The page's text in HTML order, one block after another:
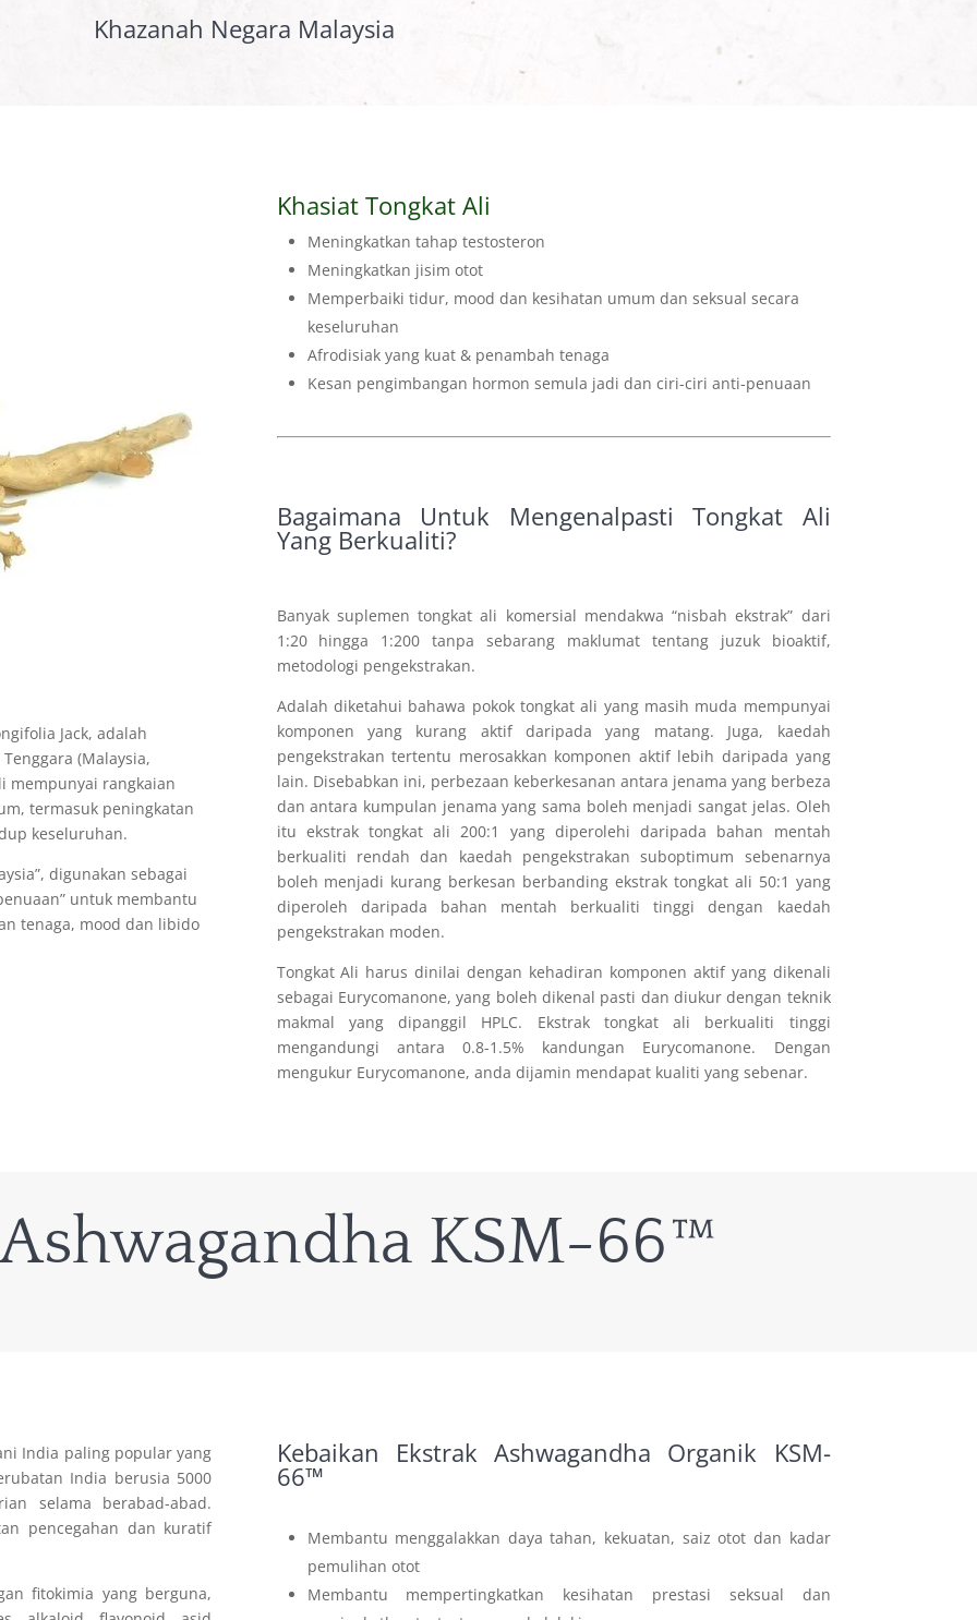
Khazanah Negara Malaysia
Jack, adalah
(Malaysia,
mempunyai rangkaian
termasuk peningkatan
keseluruhan.
digunakan sebagai
untuk membantu
tenaga, mood dan libido
Khasiat Tongkat Ali
Meningkatkan tahap testosteron
Meningkatkan jisim otot
Memperbaiki tidur, mood dan kesihatan umum dan seksual secara
keseluruhan
Afrodisiak yang kuat & penambah tenaga
Kesan pengimbangan hormon semula jadi dan ciri-ciri anti-penuaan
Bagaimana Untuk Mengenalpasti Tongkat Ali
Yang Berkualiti?
Banyak suplemen tongkat ali komersial mendakwa “nisbah ekstrak” dari
1:20 hingga 1:200 tanpa sebarang maklumat tentang juzuk bioaktif,
metodologi pengekstrakan.
Adalah diketahui bahawa pokok tongkat ali yang masih muda mempunyai
komponen yang kurang aktif daripada yang matang. Juga, kaedah
pengekstrakan tertentu merosakkan komponen aktif lebih daripada yang
lain. Disebabkan ini, perbezaan keberkesanan antara jenama yang berbeza
dan antara kumpulan jenama yang sama boleh menjadi sangat jelas. Oleh
itu ekstrak tongkat ali 200:1 yang diperolehi daripada bahan mentah
berkualiti rendah dan kaedah pengekstrakan suboptimum sebenarnya
boleh menjadi kurang berkesan berbanding ekstrak tongkat ali 50:1 yang
diperoleh daripada bahan mentah berkualiti tinggi dengan kaedah
pengekstrakan moden.
Tongkat Ali harus dinilai dengan kehadiran komponen aktif yang dikenali
sebagai Eurycomanone, yang boleh dikenal pasti dan diukur dengan teknik
makmal yang dipanggil HPLC. Ekstrak tongkat ali berkualiti tinggi
mengandungi antara 0.8-1.5% kandungan Eurycomanone. Dengan
mengukur Eurycomanone, anda dijamin mendapat kualiti yang sebenar.
KSM-66™
India paling popular yang
India berusia 5000
selama berabad-abad.
pencegahan dan kuratif
fitokimia yang berguna,
Kebaikan Ekstrak Ashwagandha Organik KSM-
66™
Membantu menggalakkan daya tahan, kekuatan, saiz otot dan kadar
pemulihan otot
Membantu mempertingkatkan kesihatan prestasi seksual dan